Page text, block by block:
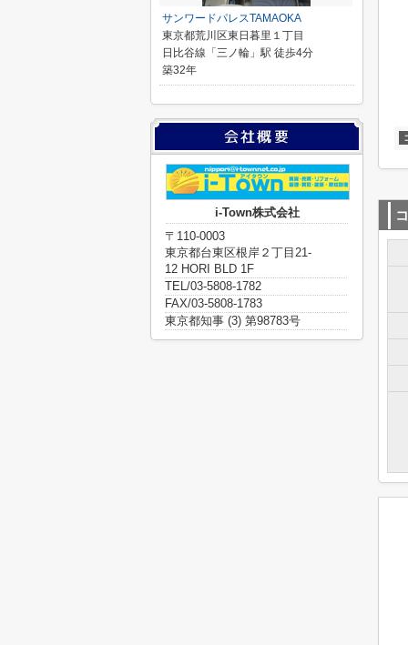
サンワードパレスTAMAOKA
東京都荒川区東日暮里１丁目
日比谷線「三ノ輪」駅 徒歩4分
築32年
i-Town株式会社
〒110-0003
東京都台東区根岸２丁目21-
12 HORI BLD 1F
TEL/03-5808-1782
FAX/03-5808-1783
東京都知事 (3) 第98783号